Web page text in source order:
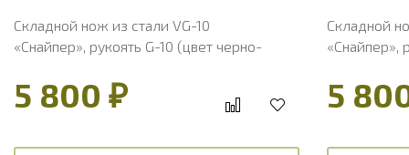
Складной нож из стали VG-10
«Снайпер», рукоять G-10 (цвет черно-
5 800 ₽
Складной
«Снайпер»,
5